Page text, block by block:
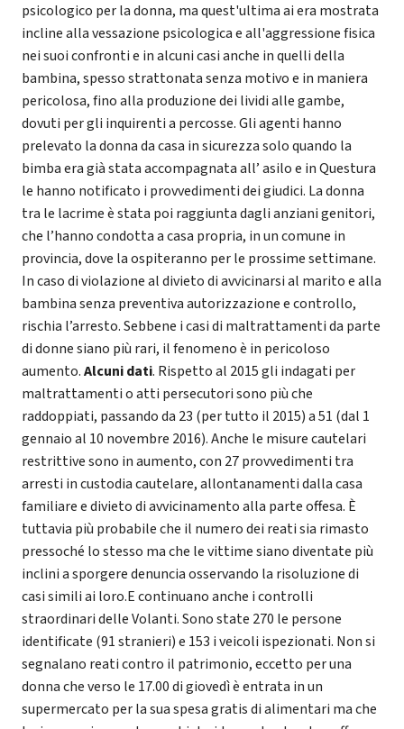
psicologico per la donna, ma quest'ultima ai era mostrata
incline alla vessazione psicologica e all'aggressione fisica
nei suoi confronti e in alcuni casi anche in quelli della
bambina, spesso strattonata senza motivo e in maniera
pericolosa, fino alla produzione dei lividi alle gambe,
dovuti per gli inquirenti a percosse. Gli agenti hanno
prelevato la donna da casa in sicurezza solo quando la
bimba era già stata accompagnata all’ asilo e in Questura
le hanno notificato i provvedimenti dei giudici. La donna
tra le lacrime è stata poi raggiunta dagli anziani genitori,
che l’hanno condotta a casa propria, in un comune in
provincia, dove la ospiteranno per le prossime settimane.
In caso di violazione al divieto di avvicinarsi al marito e alla
bambina senza preventiva autorizzazione e controllo,
rischia l’arresto. Sebbene i casi di maltrattamenti da parte
di donne siano più rari, il fenomeno è in pericoloso
aumento.Alcuni dati. Rispetto al 2015 gli indagati per
maltrattamenti o atti persecutori sono più che
raddoppiati, passando da 23 (per tutto il 2015) a 51 (dal 1
gennaio al 10 novembre 2016). Anche le misure cautelari
restrittive sono in aumento, con 27 provvedimenti tra
arresti in custodia cautelare, allontanamenti dalla casa
familiare e divieto di avvicinamento alla parte offesa. È
tuttavia più probabile che il numero dei reati sia rimasto
pressoché lo stesso ma che le vittime siano diventate più
inclini a sporgere denuncia osservando la risoluzione di
casi simili ai loro.E continuano anche i controlli
straordinari delle Volanti. Sono state 270 le persone
identificate (91 stranieri) e 153 i veicoli ispezionati. Non si
segnalano reati contro il patrimonio, eccetto per una
donna che verso le 17.00 di giovedì è entrata in un
supermercato per la sua spesa gratis di alimentari ma che